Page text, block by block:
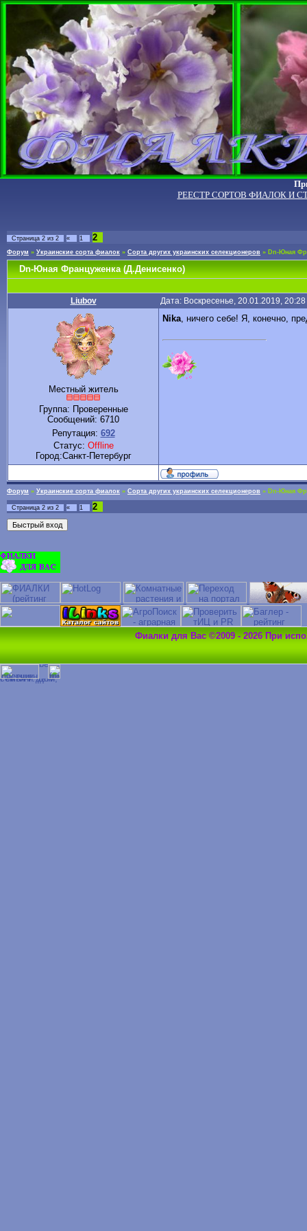
РЕЕСТР СОРТОВ ФИАЛОК И
Страница 2 из 2 « 1 2
Форум » Украинские сорта фиалок » Сорта других украинских селекционеров » Dn-Юная
Dn-Юная Француженка (Д.Денисенко)
Liubov Дата: Воскресенье, 20.01.2019,
Местный житель
Группа: Проверенные
Сообщений: 6710
Репутация: 692
Статус: Offline
Город:Санкт-Петербург
Nika , ничего себе! Я, конечно,
Форум » Украинские сорта фиалок » Сорта других украинских селекционеров » Dn-Юная
Страница 2 из 2 « 1 2
Фиалки для Вас ©2009 - 2026 При